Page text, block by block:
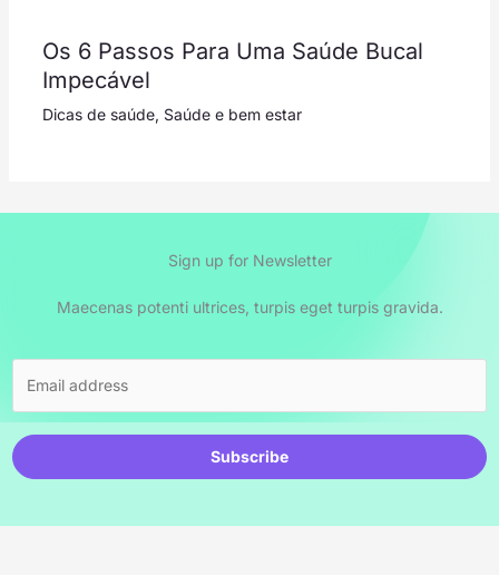
Os 6 Passos Para Uma Saúde Bucal
Impecável
Dicas de saúde, Saúde e bem estar
Sign up for Newsletter
Maecenas potenti ultrices, turpis eget turpis gravida.
Subscribe